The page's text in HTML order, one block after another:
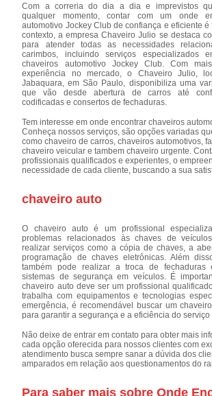
Com a correria do dia a dia e imprevistos
qualquer momento, contar com um onde
automotivo Jockey Club de confiança e eficiente é
contexto, a empresa Chaveiro Julio se destaca
para atender todas as necessidades
carimbos, incluindo serviços especializados
chaveiros automotivo Jockey Club. Com
experiência no mercado, o Chaveiro Julio,
Jabaquara, em São Paulo, disponibiliza uma
que vão desde abertura de carros até
codificadas e consertos de fechaduras.
Tem interesse em onde encontrar chaveiros
Conheça nossos serviços, são opções variadas
como chaveiro de carros, chaveiros automotivos,
chaveiro veicular e tambem chaveiro urgente.
profissionais qualificados e experientes, o
necessidade de cada cliente, buscando a sua
chaveiro auto
O chaveiro auto é um profissional
problemas relacionados às chaves de
realizar serviços como a cópia de chaves, a
programação de chaves eletrônicas. Além
também pode realizar a troca de
sistemas de segurança em veículos. É
chaveiro auto deve ser um profissional
trabalha com equipamentos e tecnologias
emergência, é recomendável buscar um
para garantir a segurança e a eficiência do serviço
Não deixe de entrar em contato para obter mais
cada opção oferecida para nossos clientes com
atendimento busca sempre sanar a dúvida dos
amparados em relação aos questionamentos do
Para saber mais sobre Onde